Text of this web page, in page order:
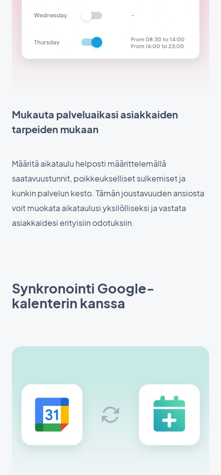
Mukauta palveluaikasi asiakkaiden
tarpeiden mukaan
Määritä aikataulu helposti määrittelemällä
saatavuustunnit, poikkeukselliset sulkemiset ja
kunkin palvelun kesto. Tämän joustavuuden ansiosta
voit muokata aikataulusi yksilölliseksi ja vastata
asiakkaidesi erityisiin odotuksiin.
Synkronointi Google-
kalenterin kanssa